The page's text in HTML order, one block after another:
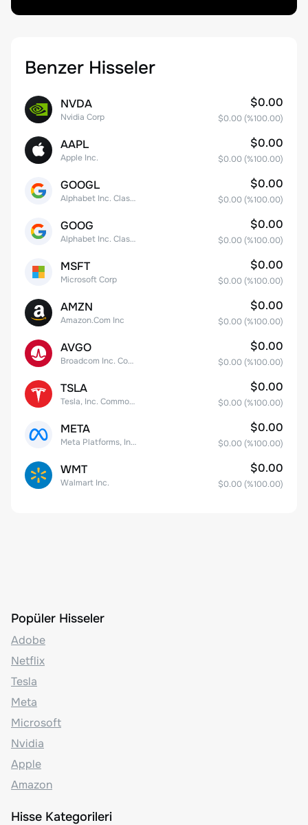
Benzer Hisseler
NVDA
Nvidia Corp
$0.00
$0.00 (%100.00)
AAPL
Apple Inc.
$0.00
$0.00 (%100.00)
GOOGL
Alphabet Inc. Class A Common Stock
$0.00
$0.00 (%100.00)
GOOG
Alphabet Inc. Class C Capital Stock
$0.00
$0.00 (%100.00)
MSFT
Microsoft Corp
$0.00
$0.00 (%100.00)
AMZN
Amazon.Com Inc
$0.00
$0.00 (%100.00)
AVGO
Broadcom Inc. Common Stock
$0.00
$0.00 (%100.00)
TSLA
Tesla, Inc. Common Stock
$0.00
$0.00 (%100.00)
META
Meta Platforms, Inc. Class A Common Stock
$0.00
$0.00 (%100.00)
WMT
Walmart Inc.
$0.00
$0.00 (%100.00)
Popüler Hisseler
Adobe
Netflix
Tesla
Meta
Microsoft
Nvidia
Apple
Amazon
Hisse Kategorileri